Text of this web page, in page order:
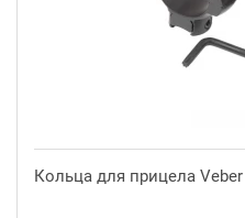
Кольца для прицела Veber